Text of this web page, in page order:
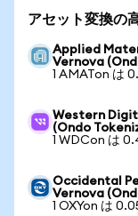
アセット変換の
Applied
Vernova
1 AMATon は
Western
(Ondo
1 WDCon は
Occidental
Vernova
1 OXYon は